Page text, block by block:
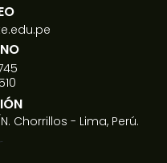
Chorrillos - Lima, Perú.